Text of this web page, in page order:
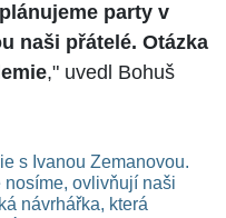
party v
naši přátelé. Otázka
," uvedl Bohuš
s Ivanou Zemanovou.
nosíme, ovlivňují naši
návrhářka, která